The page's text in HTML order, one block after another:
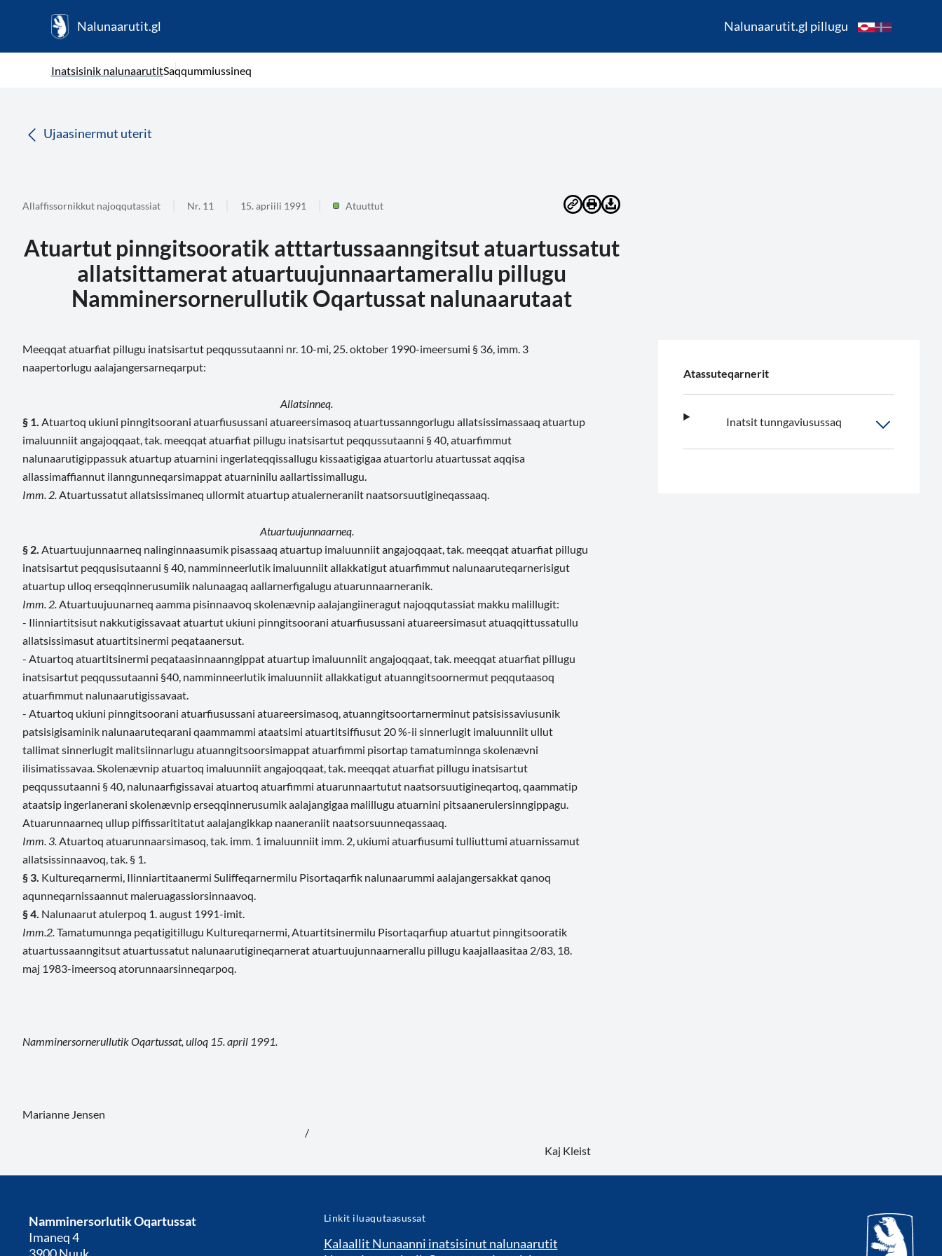
Nalunaarutit.gl Nalunaarutit.gl pillugu
Inatsisinik nalunaarutitSaqqummiussineq
Ujaasinermut uterit
Allaffissornikkut najoqqutassiat Nr. 11 15. apriili 1991 Atuuttut
Atuartut pinngitsooratik atttartussaanngitsut atuartussatut
allatsittamerat atuartuujunnaartamerallu pillugu
Namminersornerullutik Oqartussat nalunaarutaat
Meeqqat atuarfiat pillugu inatsisartut peqqussutaanni nr. 10-mi, 25. oktober 1990-imeersumi § 36, imm. 3
naapertorlugu aalajangersarneqarput:
Allatsinneq.
§ 1. Atuartoq ukiuni pinngitsoorani atuarfiusussani atuareersimasoq atuartussanngorlugu allatsissimassaaq atuartup
imaluunniit angajoqqaat, tak. meeqqat atuarfiat pillugu inatsisartut peqqussutaanni § 40, atuarfimmut
nalunaarutigippassuk atuartup atuarnini ingerlateqqissallugu kissaatigigaa atuartorlu atuartussat aqqisa
allassimaffiannut ilanngunneqarsimappat atuarninilu aallartissimallugu.
Imm. 2. Atuartussatut allatsissimaneq ullormit atuartup atualerneraniit naatsorsuutigineqassaaq.
Atuartuujunnaarneq.
§ 2. Atuartuujunnaarneq nalinginnaasumik pisassaaq atuartup imaluunniit angajoqqaat, tak. meeqqat atuarfiat pillugu
inatsisartut peqqusisutaanni § 40, namminneerlutik imaluunniit allakkatigut atuarfimmut nalunaaruteqarnerisigut
atuartup ulloq erseqqinnerusumiik nalunaagaq aallarnerfigalugu atuarunnaarneranik.
Imm. 2. Atuartuujuunarneq aamma pisinnaavoq skolenævnip aalajangiineragut najoqqutassiat makku malillugit:
- Ilinniartitsisut nakkutigissavaat atuartut ukiuni pinngitsoorani atuarfiusussani atuareersimasut atuaqqittussatullu
allatsissimasut atuartitsinermi peqataanersut.
- Atuartoq atuartitsinermi peqataasinnaanngippat atuartup imaluunniit angajoqqaat, tak. meeqqat atuarfiat pillugu
inatsisartut peqqussutaanni §40, namminneerlutik imaluunniit allakkatigut atuanngitsoornermut peqqutaasoq
atuarfimmut nalunaarutigissavaat.
- Atuartoq ukiuni pinngitsoorani atuarfiusussani atuareersimasoq, atuanngitsoortarnerminut patsisissaviusunik
patsisigisaminik nalunaaruteqarani qaammammi ataatsimi atuartitsiffiusut 20 %-ii sinnerlugit imaluunniit ullut
tallimat sinnerlugit malitsiinnarlugu atuanngitsoorsimappat atuarfimmi pisortap tamatuminnga skolenævni
ilisimatissavaa. Skolenævnip atuartoq imaluunniit angajoqqaat, tak. meeqqat atuarfiat pillugu inatsisartut
peqqussutaanni § 40, nalunaarfigissavai atuartoq atuarfimmi atuarunnaartutut naatsorsuutigineqartoq, qaammatip
ataatsip ingerlanerani skolenævnip erseqqinnerusumik aalajangigaa malillugu atuarnini pitsaanerulersinngippagu.
Atuarunnaarneq ullup piffissarititatut aalajangikkap naaneraniit naatsorsuunneqassaaq.
Imm. 3. Atuartoq atuarunnaarsimasoq, tak. imm. 1 imaluunniit imm. 2, ukiumi atuarfiusumi tulliuttumi atuarnissamut
allatsissinnaavoq, tak. § 1.
§ 3. Kultureqarnermi, Ilinniartitaanermi Suliffeqarnermilu Pisortaqarfik nalunaarummi aalajangersakkat qanoq
aqunneqarnissaannut maleruagassiorsinnaavoq.
§ 4. Nalunaarut atulerpoq 1. august 1991-imit.
Imm.2. Tamatumunnga peqatigitillugu Kultureqarnermi, Atuartitsinermilu Pisortaqarfiup atuartut pinngitsooratik
atuartussaanngitsut atuartussatut nalunaarutigineqarnerat atuartuujunnaarnerallu pillugu kaajallaasitaa 2/83, 18.
maj 1983-imeersoq atorunnaarsinneqarpoq.
Namminersornerullutik Oqartussat, ulloq 15. april 1991.
Marianne Jensen
/
Kaj Kleist
Atassuteqarnerit
Inatsit tunngaviusussaq
Namminersorlutik Oqartussat
Imaneq 4
Linkit iluaqutaasussat
Kalaallit Nunaanni inatsisinut nalunaarutit